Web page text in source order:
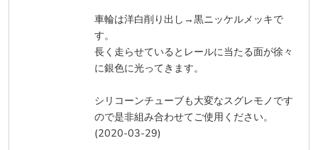
車輪は洋白削り出し→黒ニッケルメッキで
す。
長く走らせているとレールに当たる面が徐々
に銀色に光ってきます。
シリコーンチューブも大変なスグレモノです
ので是非組み合わせてご使用ください。
(2020-03-29)